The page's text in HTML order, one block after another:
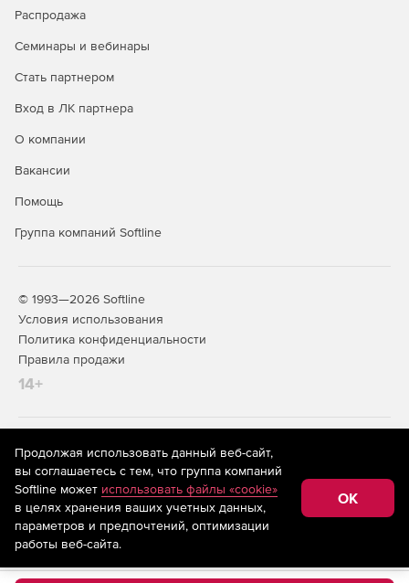
тенденций производительности, использования и
пропускной способности сети.
Отправка отчетов по электронной почте, сохранение
Распродажа
Семинары и вебинары
Стать партнером
Вход в ЛК партнера
О компании
Вакансии
Помощь
Группа компаний Softline
© 1993—2026 Softline
Условия использования
Политика конфиденциальности
Правила продажи
14+
На информационном ресурсе store.softline.ru применяются
рекомендательные технологии
(информационные технологии
предоставления информации на основе сбора,
систематизации и анализа сведений, относящихся к
предпочтениям пользователей сети «Интернет»,
находящихся на территории Российской Федерации)
Продолжая использовать данный веб-сайт,
вы соглашаетесь с тем, что группа компаний
Softline может использовать файлы «cookie»
в целях хранения ваших учетных данных,
параметров и предпочтений, оптимизации
работы веб-сайта.
OK